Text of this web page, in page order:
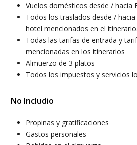
Vuelos domésticos desde / hacia
Todos los traslados desde /
hotel mencionados en el itinerario.
Todas las tarifas de entrada y
mencionadas en los itinerarios
Almuerzo de 3 platos
Todos los impuestos y servicios
No Includio
Propinas y gratificaciones
Gastos personales